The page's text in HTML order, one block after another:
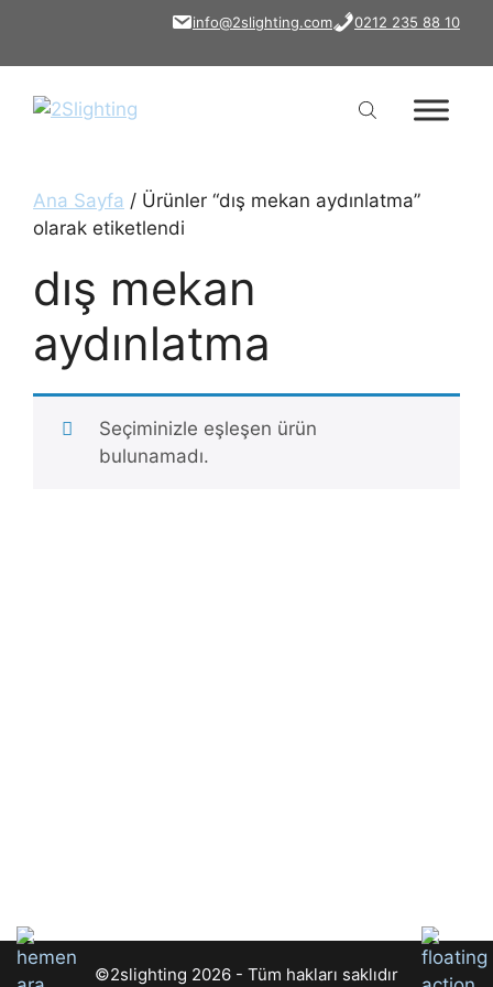
info@2slighting.com 0212 235 88 10
Ana Sayfa / Ürünler “dış mekan aydınlatma”
olarak etiketlendi
dış mekan
aydınlatma
Seçiminizle eşleşen ürün
bulunamadı.
©2slighting 2026 - Tüm hakları saklıdır